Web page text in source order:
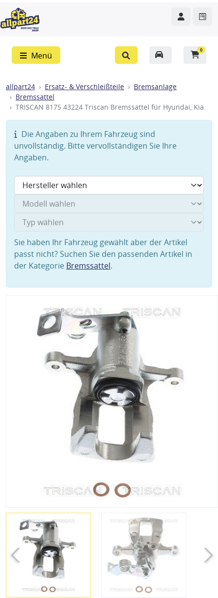
Menü
0
allpart24 Ersatz- & Verschleißteile
Bremsanlage
Bremssattel
TRISCAN 8175 43224 Triscan Bremssattel für Hyundai, Kia
Die Angaben zu Ihrem Fahrzeug sind
unvollständig. Bitte vervollständigen Sie Ihre
Angaben.
Sie haben Ihr Fahrzeug gewählt aber der Artikel
passt nicht? Suchen Sie den passenden Artikel in
der Kategorie Bremssattel.